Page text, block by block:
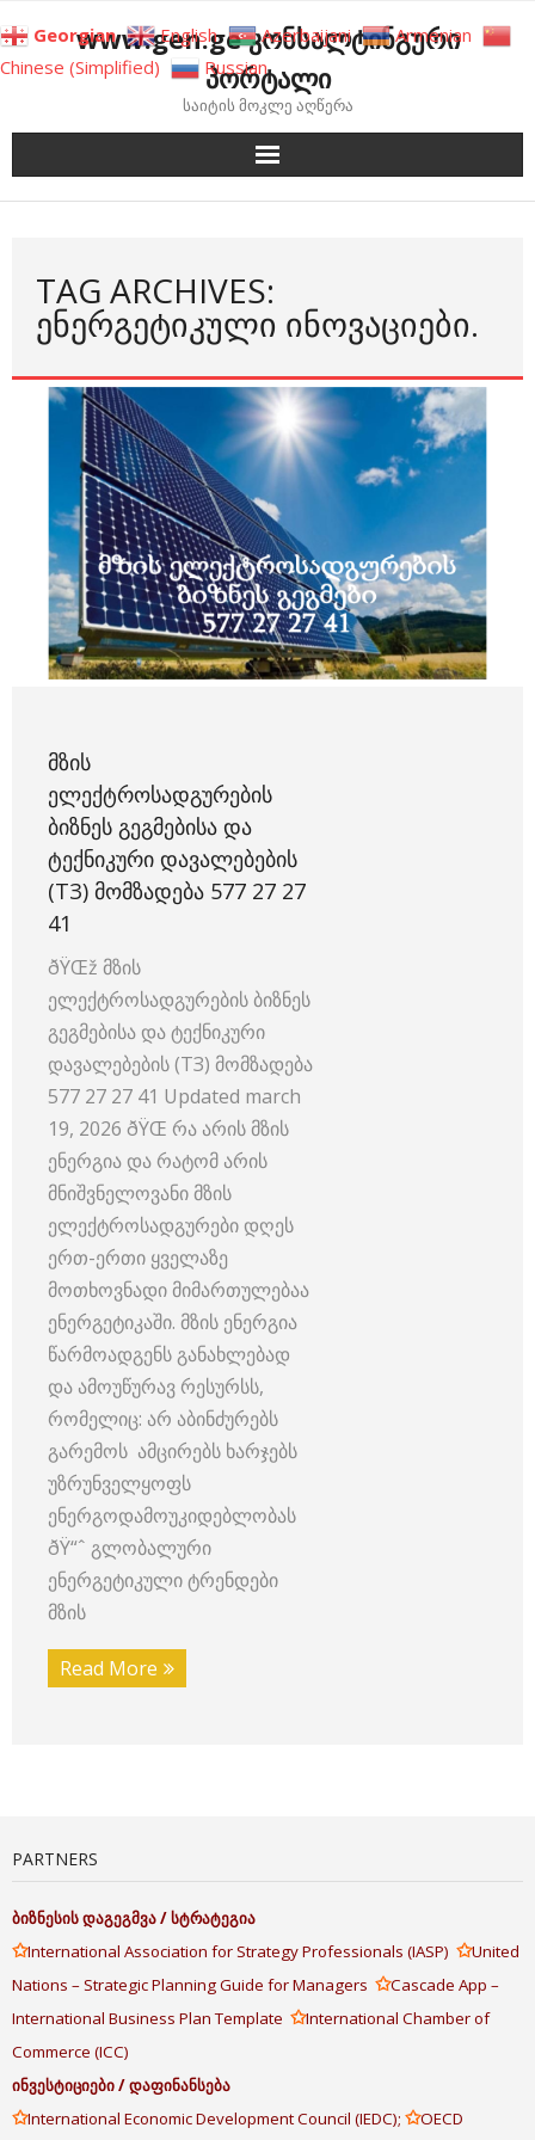
to
content
www.gen.ge კონსალტინგური
პორტალი
საიტის მოკლე აღწერა
TAG ARCHIVES:
ᲔᲜᲔᲠᲒᲔᲢᲘᲙᲣᲚᲘ ᲘᲜᲝᲕᲐᲪᲘᲔᲑᲘ.
ᲛᲖᲘᲡ
ᲔᲚᲔᲥᲢᲠᲝᲡᲐᲓᲒᲣᲠᲔᲑᲘᲡ
ᲑᲘᲖᲜᲔᲡ ᲒᲔᲒᲛᲔᲑᲘᲡᲐ ᲓᲐ
ᲢᲔᲥᲜᲘᲙᲣᲠᲘ ᲓᲐᲕᲐᲚᲔᲑᲔᲑᲘᲡ
(TЗ) ᲛᲝᲛᲖᲐᲓᲔᲑᲐ 577 27 27
41
ðŸŒž მზის
ელექტროსადგურების ბიზნეს
გეგმებისა და ტექნიკური
დავალებების (TЗ) მომზადება
577 27 27 41 Updated march
19, 2026 ðŸŒ რა არის მზის
ენერგია და რატომ არის
მნიშვნელოვანი მზის
ელექტროსადგურები დღეს
ერთ-ერთი ყველაზე
მოთხოვნადი მიმართულებაა
ენერგეტიკაში. მზის ენერგია
წარმოადგენს განახლებად
და ამოუწურავ რესურსს,
რომელიც: არ აბინძურებს
გარემოს ამცირებს ხარჯებს
უზრუნველყოფს
ენერგოდამოუკიდებლობას
ðŸ“ˆ გლობალური
ენერგეტიკული ტრენდები
მზის
Read More
PARTNERS
ბიზნესისდაგეგმვა/სტრატეგია
✩International Association for Strategy Professionals (IASP) ✩United
Nations – Strategic Planning Guide for Managers ✩Cascade App –
International Business Plan Template ✩International Chamber of
Commerce (ICC)
ინვესტიციები/დაფინანსება
✩International Economic Development Council (IEDC); ✩OECD
Georgian English Azerbaijani
Armenian
Chinese (Simplified)
Russian